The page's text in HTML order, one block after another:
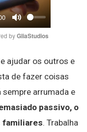
Mute
by GliaStudios
ajudar os outros e
de fazer coisas
arrumada e
passivo, o
familiares. Trabalha